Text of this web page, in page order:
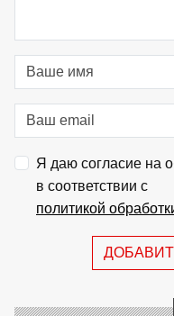
Я даю согласие на
в соответствии с
политикой